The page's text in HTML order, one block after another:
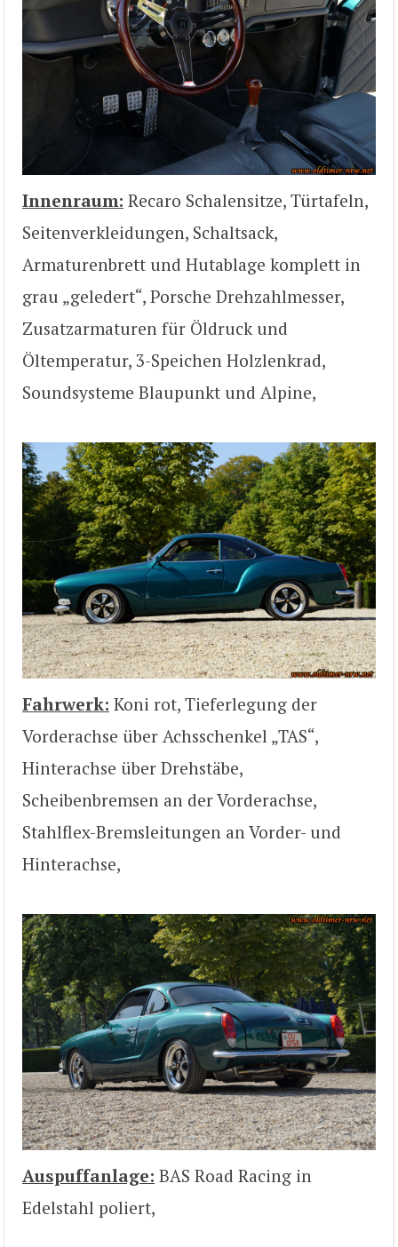
Innenraum: Recaro Schalensitze, Türtafeln,
Seitenverkleidungen, Schaltsack,
Armaturenbrett und Hutablage komplett in
grau „geledert“, Porsche Drehzahlmesser,
Zusatzarmaturen für Öldruck und
Öltemperatur, 3-Speichen Holzlenkrad,
Soundsysteme Blaupunkt und Alpine,
Fahrwerk: Koni rot, Tieferlegung der
Vorderachse über Achsschenkel „TAS“,
Hinterachse über Drehstäbe,
Scheibenbremsen an der Vorderachse,
Stahlflex-Bremsleitungen an Vorder- und
Hinterachse,
Auspuffanlage: BAS Road Racing in
Edelstahl poliert,